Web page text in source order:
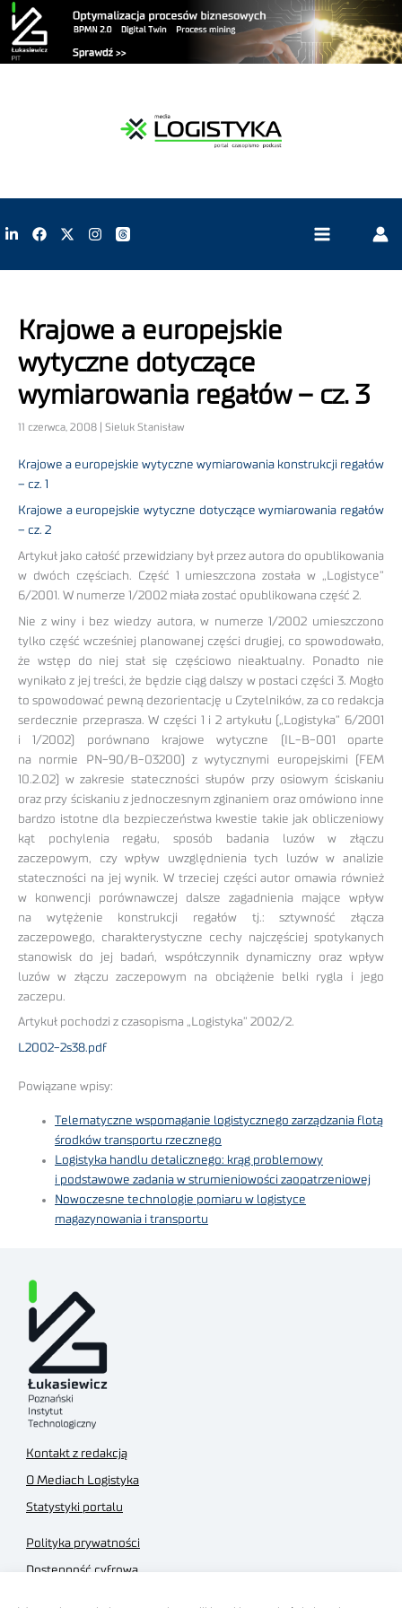
Krajowe a europejskie
wytyczne dotyczące
wymiarowania regałów – cz. 3
11 czerwca, 2008 | Sieluk Stanisław
Krajowe a europejskie wytyczne wymiarowania konstrukcji regałów
– cz. 1
Krajowe a europejskie wytyczne dotyczące wymiarowania regałów
– cz. 2
Artykuł jako całość przewidziany był przez autora do opublikowania
w dwóch częściach. Część 1 umieszczona została w „Logistyce”
6/2001. W numerze 1/2002 miała zostać opublikowana część 2.
Nie z winy i bez wiedzy autora, w numerze 1/2002 umieszczono
tylko część wcześniej planowanej części drugiej, co spowodowało,
że wstęp do niej stał się częściowo nieaktualny. Ponadto nie
wynikało z jej treści, że będzie ciąg dalszy w postaci części 3. Mogło
to spowodować pewną dezorientację u Czytelników, za co redakcja
serdecznie przeprasza. W części 1 i 2 artykułu („Logistyka” 6/2001
i 1/2002) porównano krajowe wytyczne (IL-B-001 oparte
na normie PN-90/B-03200) z wytycznymi europejskimi (FEM
10.2.02) w zakresie stateczności słupów przy osiowym ściskaniu
oraz przy ściskaniu z jednoczesnym zginaniem oraz omówiono inne
bardzo istotne dla bezpieczeństwa kwestie takie jak obliczeniowy
kąt pochylenia regału, sposób badania luzów w złączu
zaczepowym, czy wpływ uwzględnienia tych luzów w analizie
stateczności na jej wynik. W trzeciej części autor omawia również
w konwencji porównawczej dalsze zagadnienia mające wpływ
na wytężenie konstrukcji regałów tj.: sztywność złącza
zaczepowego, charakterystyczne cechy najczęściej spotykanych
stanowisk do jej badań, współczynnik dynamiczny oraz wpływ
luzów w złączu zaczepowym na obciążenie belki rygla i jego
zaczepu.
Artykuł pochodzi z czasopisma „Logistyka” 2002/2.
L2002-2s38.pdf
Powiązane wpisy:
Telematyczne wspomaganie logistycznego zarządzania flotą
środków transportu rzecznego
Logistyka handlu detalicznego: krąg problemowy
i podstawowe zadania w strumieniowości zaopatrzeniowej
Nowoczesne technologie pomiaru w logistyce
magazynowania i transportu
Kontakt z redakcją
O Mediach Logistyka
Statystyki portalu
Polityka prywatności
Dostępność cyfrowa